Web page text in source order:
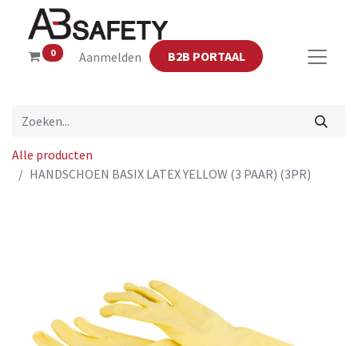
0 Aanmelden B2B PORTAAL
Alle producten
HANDSCHOEN BASIX LATEX YELLOW (3 PAAR) (3PR)